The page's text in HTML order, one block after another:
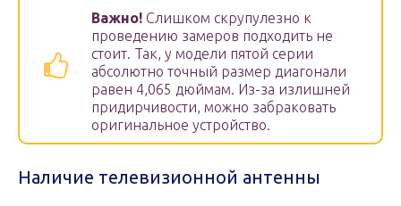
Важно! Слишком скрупулезно к
проведению замеров подходить не
стоит. Так, у модели пятой серии
абсолютно точный размер диагонали
равен 4,065 дюймам. Из-за излишней
придирчивости, можно забраковать
оригинальное устройство.
Наличие телевизионной антенны